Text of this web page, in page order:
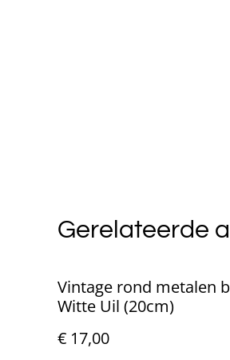
Gerelateerde
Vintage rond metalen
Witte Uil (20cm)
€ 17,00